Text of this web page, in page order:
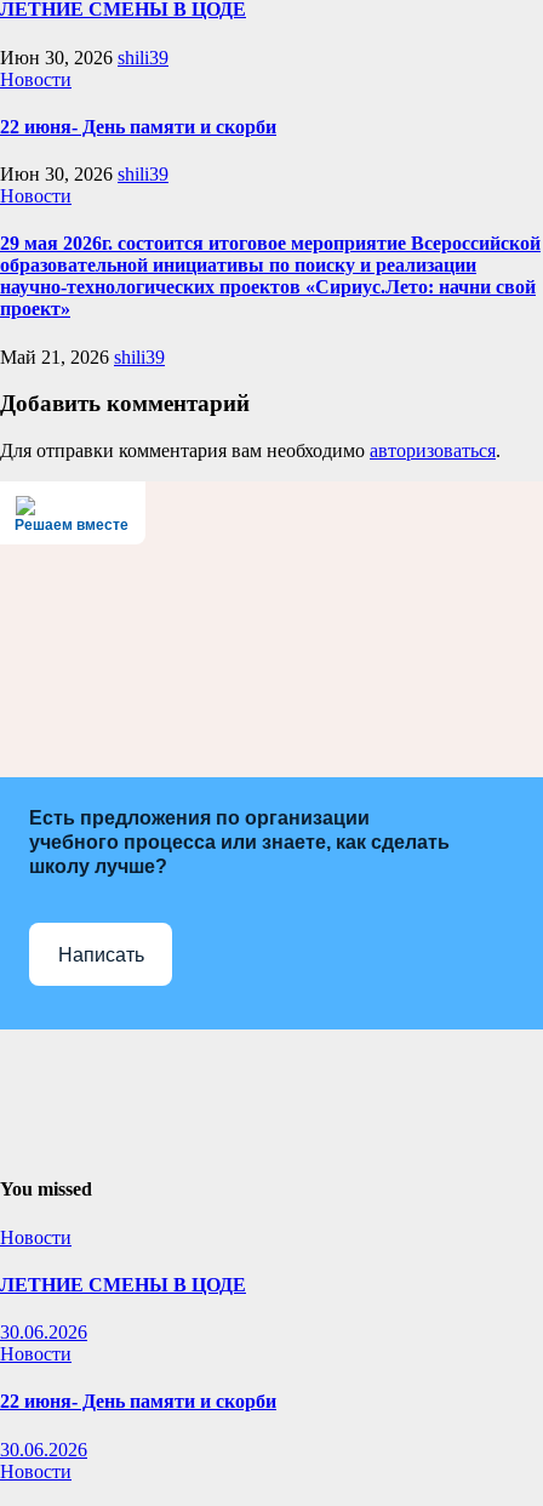
ЛЕТНИЕ СМЕНЫ В ЦОДЕ
Июн 30, 2026 shili39
Новости
22 июня- День памяти и скорби
Июн 30, 2026 shili39
Новости
29 мая 2026г. состоится итоговое мероприятие Всероссийской
образовательной инициативы по поиску и реализации
научно-технологических проектов «Сириус.Лето: начни свой
проект»
Май 21, 2026 shili39
Добавить комментарий
Для отправки комментария вам необходимо авторизоваться.
Решаем вместе
Есть предложения по организации
учебного процесса или знаете, как сделать
школу лучше?
Написать
You missed
Новости
ЛЕТНИЕ СМЕНЫ В ЦОДЕ
30.06.2026
Новости
22 июня- День памяти и скорби
30.06.2026
Новости